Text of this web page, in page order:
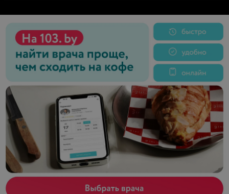
понятно, сколько рук делает манипуляции.Очень
расслабляющий и мягкий по воздействию массаж.
Море позитивных эмоций и довольное тело ))